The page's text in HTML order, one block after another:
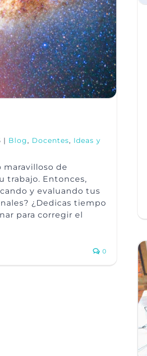
| Blog, Docentes, Ideas y
maravilloso de
trabajo. Entonces,
y evaluando tus
¿Dedicas tiempo
para corregir el
0